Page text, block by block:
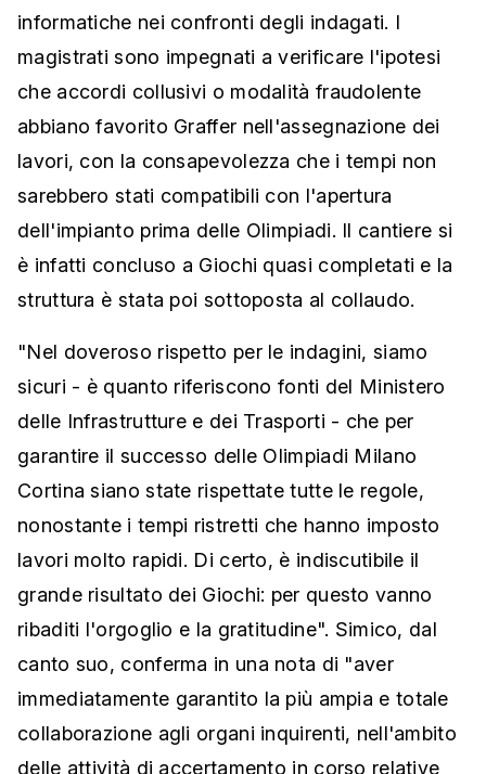
informatiche nei confronti degli indagati. I
magistrati sono impegnati a verificare l'ipotesi
che accordi collusivi o modalità fraudolente
abbiano favorito Graffer nell'assegnazione dei
lavori, con la consapevolezza che i tempi non
sarebbero stati compatibili con l'apertura
dell'impianto prima delle Olimpiadi. Il cantiere si
è infatti concluso a Giochi quasi completati e la
struttura è stata poi sottoposta al collaudo.
"Nel doveroso rispetto per le indagini, siamo
sicuri - è quanto riferiscono fonti del Ministero
delle Infrastrutture e dei Trasporti - che per
garantire il successo delle Olimpiadi Milano
Cortina siano state rispettate tutte le regole,
nonostante i tempi ristretti che hanno imposto
lavori molto rapidi. Di certo, è indiscutibile il
grande risultato dei Giochi: per questo vanno
ribaditi l'orgoglio e la gratitudine". Simico, dal
canto suo, conferma in una nota di "aver
immediatamente garantito la più ampia e totale
collaborazione agli organi inquirenti, nell'ambito
delle attività di accertamento in corso relative